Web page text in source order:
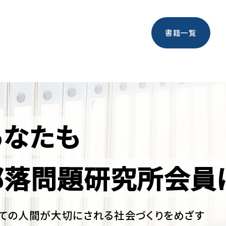
書籍一覧
たも
問題研究所会員
の人間が大切にされる社会づくりをめざす